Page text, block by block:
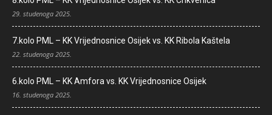
29. studenoga 2025.
7.kolo PML – KK Vrijednosnice Osijek vs. KK Ribola Kaštela
22. studenoga 2025.
6.kolo PML – KK Amfora vs. KK Vrijednosnice Osijek
16. studenoga 2025.